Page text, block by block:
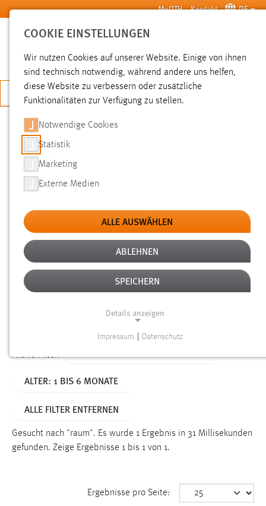
Zum Hauptinhalt springen MyOTH Kontakt DE
SUCHE
JETZT BEWERBEN
SUCHE
FILTER
Typ
Erstellungsdatum
Alter
Aktive Filter:
ALTER: 1 BIS 6 MONATE
ALLE FILTER ENTFERNEN
Gesucht nach "raum". Es wurde 1 Ergebnis in 31 Millisekunden
gefunden. Zeige Ergebnisse 1 bis 1 von 1.
Ergebnisse pro Seite:
COOKIE EINSTELLUNGEN
Wir nutzen Cookies auf unserer Website. Einige von ihnen
sind technisch notwendig, während andere uns helfen,
diese Website zu verbessern oder zusätzliche
Funktionalitäten zur Verfügung zu stellen.
Notwendige Cookies
Statistik
Marketing
Externe Medien
ALLE AUSWÄHLEN
ABLEHNEN
SPEICHERN
Details anzeigen
Funktionen und sind für die einwandfreie Funktion der
Name:
Dieser Cookie speichert die ausgewählten Einverständnis-
Impressum Datenschutz